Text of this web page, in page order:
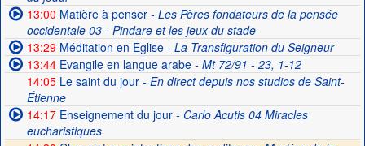
13:00 Matière à penser- Les Pères fondateurs de la pensée
occidentale 03 - Pindare et les jeux du stade
13:29Méditation en Eglise- La Transfiguration du Seigneur
13:44Evangile en langue arabe- Mt 72/91 - 23, 1-12
14:05Le saint du jour- En direct depuis nos studios de Saint-
Étienne
14:17Enseignement du jour- Carlo Acutis 04 Miracles
eucharistiques